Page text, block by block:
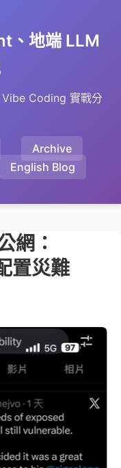
、地端 LLM
Coding 實戰分
Archive
English Blog
網：
置災難